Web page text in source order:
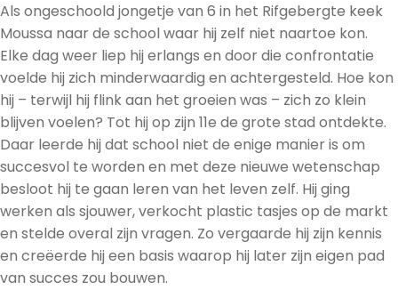
Als ongeschoold jongetje van 6 in het Rifgebergte keek
Moussa naar de school waar hij zelf niet naartoe kon.
Elke dag weer liep hij erlangs en door die confrontatie
voelde hij zich minderwaardig en achtergesteld. Hoe kon
hij – terwijl hij flink aan het groeien was – zich zo klein
blijven voelen? Tot hij op zijn 11e de grote stad ontdekte.
Daar leerde hij dat school niet de enige manier is om
succesvol te worden en met deze nieuwe wetenschap
besloot hij te gaan leren van het leven zelf. Hij ging
werken als sjouwer, verkocht plastic tasjes op de markt
en stelde overal zijn vragen. Zo vergaarde hij zijn kennis
en creëerde hij een basis waarop hij later zijn eigen pad
van succes zou bouwen.